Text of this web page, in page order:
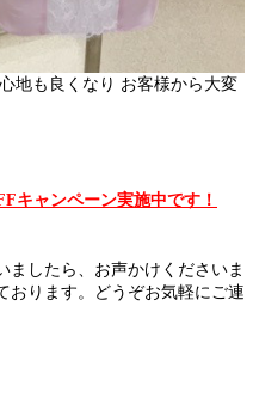
地も良くなり お客様から大変
キャンペーン実施中です！
ましたら、お声かけくださいま
おります。どうぞお気軽にご連